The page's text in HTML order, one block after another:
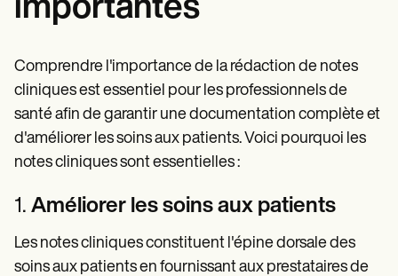
importantes
Comprendre l'importance de la rédaction de notes
cliniques est essentiel pour les professionnels de
santé afin de garantir une documentation complète et
d'améliorer les soins aux patients. Voici pourquoi les
notes cliniques sont essentielles :
1. Améliorer les soins aux patients
Les notes cliniques constituent l'épine dorsale des
soins aux patients en fournissant aux prestataires de